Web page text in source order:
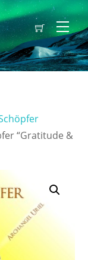
“Gratitude &